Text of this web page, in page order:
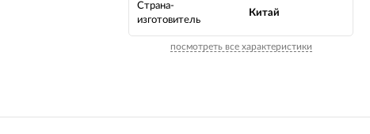
Страна-
изготовитель
Китай
посмотреть все характеристики